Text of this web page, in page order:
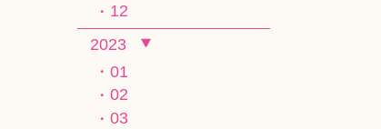
12
2023
01
02
03